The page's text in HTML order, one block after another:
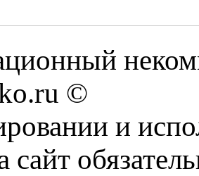
©
и
сайт